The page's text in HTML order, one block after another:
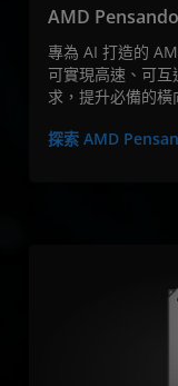
AMD
專為 AI 打造的
可實現高速、可
求，提升必備的橫
探索 AMD